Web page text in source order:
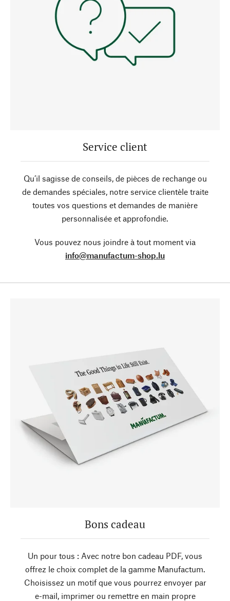
Service client
Qu’il sagisse de conseils, de pièces de rechange ou
de demandes spéciales, notre service clientèle traite
toutes vos questions et demandes de manière
personnalisée et approfondie.
Vous pouvez nous joindre à tout moment via
info@manufactum-shop.lu
Bons cadeau
Un pour tous : Avec notre bon cadeau PDF, vous
offrez le choix complet de la gamme Manufactum.
Choisissez un motif que vous pourrez envoyer par
e-mail, imprimer ou remettre en main propre